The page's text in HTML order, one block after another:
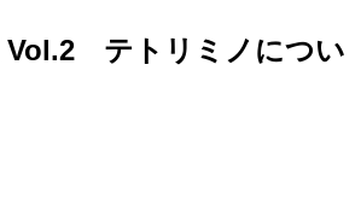
Vol.2 テトリミノについ